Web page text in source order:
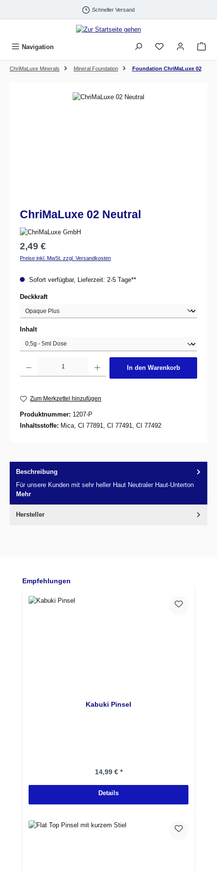
Schneller Versand
Navigation
ChriMaLuxe Minerals Mineral Foundation Foundation ChriMaLuxe 02
Bildergalerie überspringen
ChriMaLuxe 02 Neutral
Regulärer Preis:
2,49 €
Preise inkl. MwSt. zzgl. Versandkosten
Sofort verfügbar, Lieferzeit: 2-5 Tage**
Deckkraftauswählen
Inhaltauswählen
In den Warenkorb
Zum Merkzettel hinzufügen
Produktnummer: 1207-P
Inhaltsstoffe: Mica, CI 77891, CI 77491, CI 77492
Beschreibung
Für unsere Kunden mit sehr heller Haut Neutraler Haut-Unterton
Mehr
Hersteller
Produktgalerie überspringen
Empfehlungen
Kabuki Pinsel
Regulärer Preis:
14,99 € *
Details